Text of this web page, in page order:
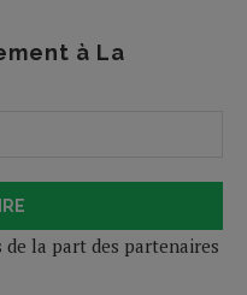
à La
la part des partenaires